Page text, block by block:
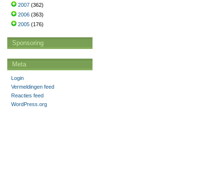
2007 (362)
2006 (363)
2005 (176)
Sponsoring
Meta
Login
Vermeldingen feed
Reacties feed
WordPress.org